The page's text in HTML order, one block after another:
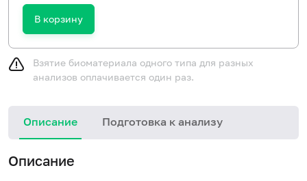
В корзину
Взятие биоматериала одного типа для разных
анализов оплачивается один раз.
Описание Подготовка к анализу
Описание